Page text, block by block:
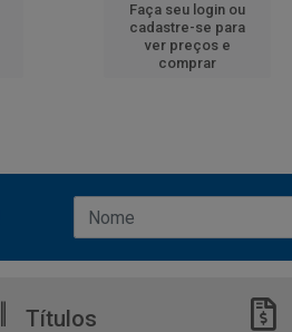
Faça seu login ou
cadastre-se para
ver preços e
comprar
Títulos